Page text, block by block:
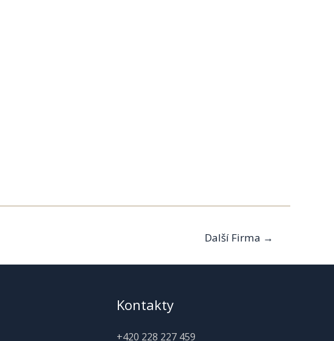
Další Firma →
Kontakty
+420 228 227 459